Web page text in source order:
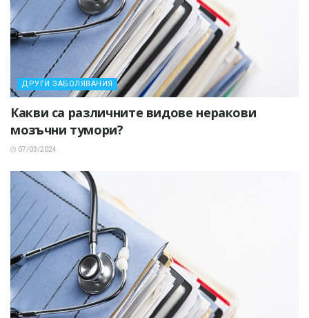
ДРУГИ ЗАБОЛЯВАНИЯ
Какви са различните видове неракови
мозъчни тумори?
07/03/2024